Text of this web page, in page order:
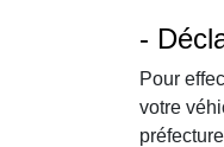
-
Pour
votre